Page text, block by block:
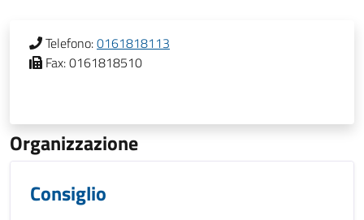
Telefono:0161818113
Fax:0161818510
Organizzazione
Consiglio